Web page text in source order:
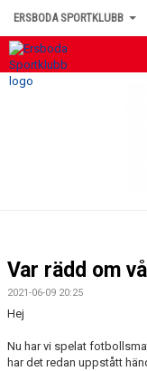
ERSBODA SPORTKLUBB
HEM
ERSBODA SK STYRELSE
DOKUMENT
LEDARINFORMATION
Var rädd om
2021-06-09 20:25
Hej
Nu har vi spelat
har det redan uppstått